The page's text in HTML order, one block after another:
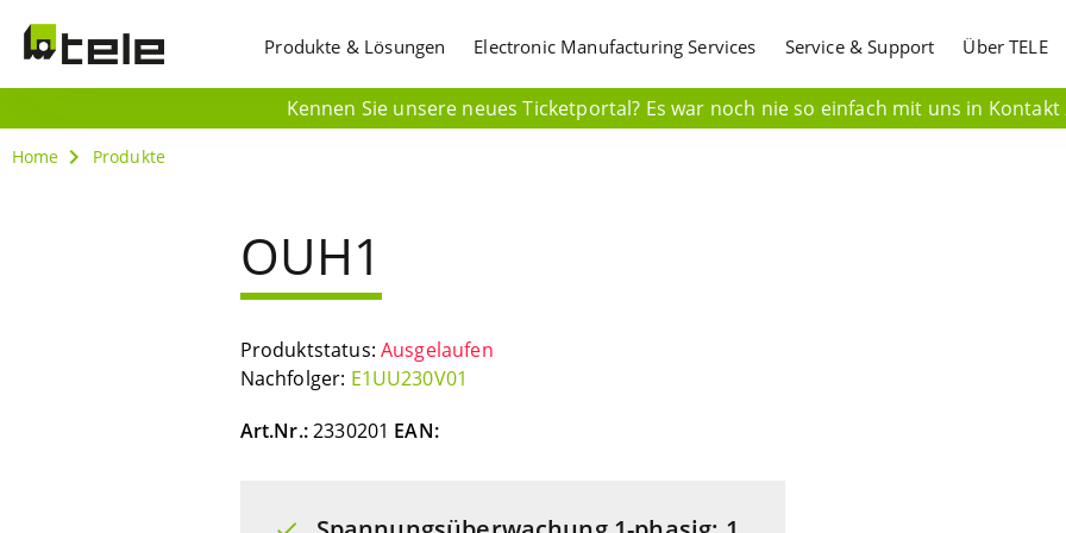
Kennen Sie unsere neues Ticketportal? Es war noch nie so einfach mit uns in
Produkte & Lösungen Electronic Manufacturing Services Service & Support Über TELE
Home Produkte
OUH1
Produktstatus: Ausgelaufen
Nachfolger: E1UU230V01
Art.Nr.:2330201 EAN: